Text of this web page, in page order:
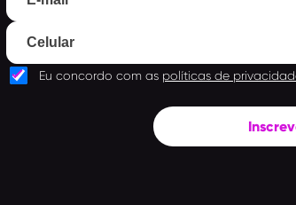
Eu concordo com as políticas de